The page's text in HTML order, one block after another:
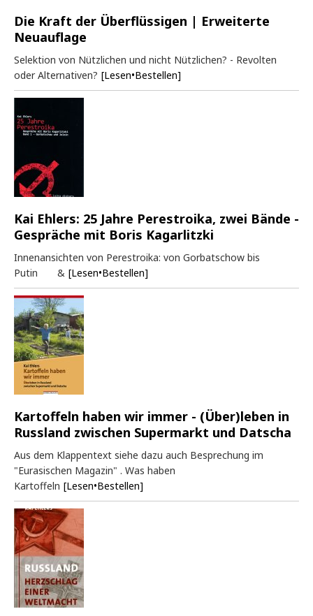
Die Kraft der Überflüssigen | Erweiterte
Neuauflage
Selektion von Nützlichen und nicht Nützlichen? - Revolten
oder Alternativen? [Lesen•Bestellen]
Kai Ehlers: 25 Jahre Perestroika, zwei Bände -
Gespräche mit Boris Kagarlitzki
Innenansichten von Perestroika: von Gorbatschow bis
Putin & [Lesen•Bestellen]
Kartoffeln haben wir immer - (Über)leben in
Russland zwischen Supermarkt und Datscha
Aus dem Klappentext siehe dazu auch Besprechung im
"Eurasischen Magazin" . Was haben
Kartoffeln [Lesen•Bestellen]